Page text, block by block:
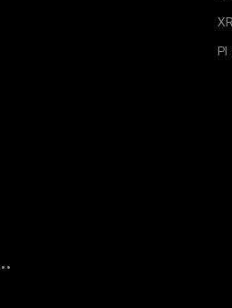
PI